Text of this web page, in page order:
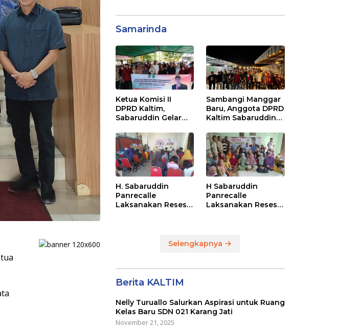
Samarinda
Ketua Komisi II
DPRD Kaltim,
Sabaruddin Gelar
Pajak dan Retribusi
Daerah di
Sepinggan Raya
Balikpapan
Sambangi Manggar
Baru, Anggota DPRD
Kaltim Sabaruddin
Kepemudaan di
Balikpapan
H. Sabaruddin
Panrecalle
Laksanakan Reses
H Sabaruddin
Panrecalle
Laksanakan Reses
Selengkapnya
Berita KALTIM
Nelly Turuallo Salurkan Aspirasi untuk Ruang
Kelas Baru SDN 021 Karang Jati
November 21, 2025